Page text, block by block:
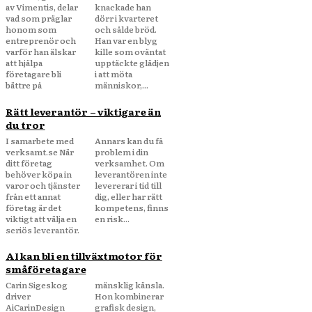
av Vimentis, delar
vad som präglar
honom som
entreprenör och
varför han älskar
att hjälpa
företagare bli
bättre på
knackade han
dörr i kvarteret
och sålde bröd.
Han var en blyg
kille som oväntat
upptäckte glädjen
i att möta
människor,...
Rätt leverantör – viktigare än
du tror
I samarbete med
verksamt.se När
ditt företag
behöver köpa in
varor och tjänster
från ett annat
företag är det
viktigt att välja en
seriös leverantör.
Annars kan du få
problem i din
verksamhet. Om
leverantören inte
levererar i tid till
dig, eller har rätt
kompetens, finns
en risk...
AI kan bli en tillväxtmotor för
småföretagare
Carin Sigeskog
driver
AiCarinDesign
mänsklig känsla.
Hon kombinerar
grafisk design,